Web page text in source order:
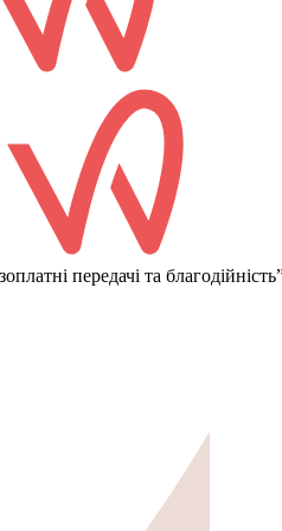
передачі та